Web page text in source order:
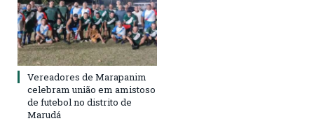
Vereadores de Marapanim
celebram união em amistoso
de futebol no distrito de
Marudá